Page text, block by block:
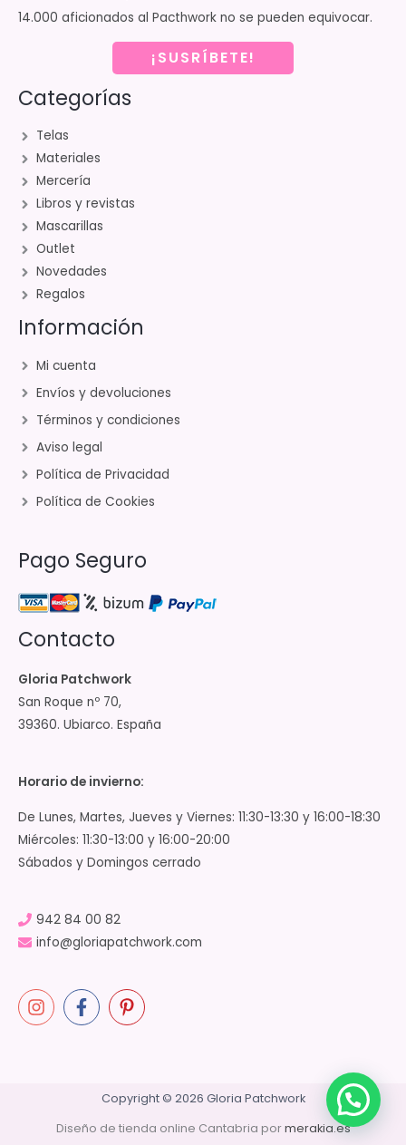
14.000 aficionados al Pacthwork no se pueden equivocar.
¡SUSRÍBETE!
Categorías
Telas
Materiales
Mercería
Libros y revistas
Mascarillas
Outlet
Novedades
Regalos
Información
Mi cuenta
Envíos y devoluciones
Términos y condiciones
Aviso legal
Política de Privacidad
Política de Cookies
Pago Seguro
Contacto
Gloria Patchwork
San Roque nº 70,
39360. Ubiarco. España
Horario de invierno:
De Lunes, Martes, Jueves y Viernes: 11:30-13:30 y 16:00-18:30
Miércoles: 11:30-13:00 y 16:00-20:00
Sábados y Domingos cerrado
942 84 00 82
info@gloriapatchwork.com
Copyright © 2026 Gloria Patchwork
Diseño de tienda online Cantabria pormerakia.es